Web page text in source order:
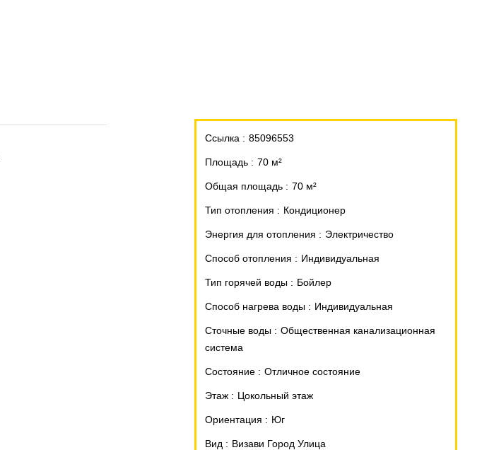
Ссылка 85096553
Площадь 70 м²
Общая площадь 70 м²
Тип отопления Кондиционер
Энергия для отопления Электричество
Способ отопления Индивидуальная
Тип горячей воды Бойлер
Способ нагрева воды Индивидуальная
Сточные воды
Общественная канализационная
система
Состояние Отличное состояние
Этаж Цокольный этаж
Ориентация Юг
Вид Визави Город Улица